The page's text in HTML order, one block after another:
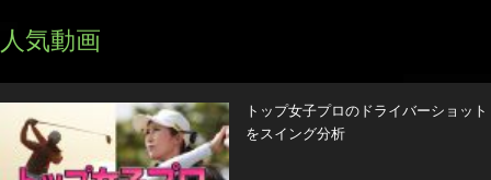
人気動画
トップ女子プロのドライバーショット
をスイング分析